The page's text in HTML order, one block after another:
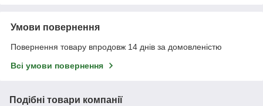
Умови повернення
Повернення товару впродовж 14 днів за домовленістю
Всі умови повернення
Подібні товари компанії